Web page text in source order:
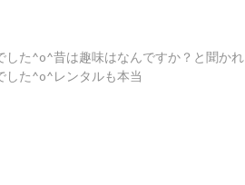
した^o^昔は趣味はなんですか？と聞かれ
した^o^レンタルも本当